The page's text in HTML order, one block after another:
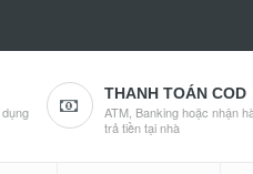
THANH TOÁN COD
ATM, Banking hoặc nhận
trả tiền tại nhà